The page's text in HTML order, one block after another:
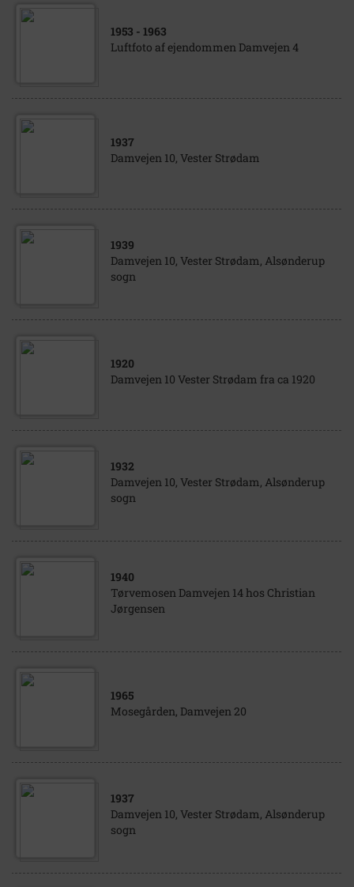
1953 - 1963
Luftfoto af ejendommen Damvejen 4
1937
Damvejen 10, Vester Strødam
1939
Damvejen 10, Vester Strødam, Alsønderup
sogn
1920
Damvejen 10 Vester Strødam fra ca 1920
1932
Damvejen 10, Vester Strødam, Alsønderup
sogn
1940
Tørvemosen Damvejen 14 hos Christian
Jørgensen
1965
Mosegården, Damvejen 20
1937
Damvejen 10, Vester Strødam, Alsønderup
sogn